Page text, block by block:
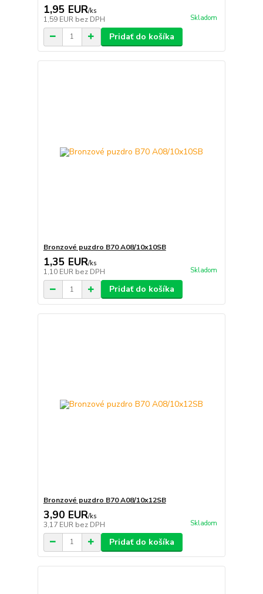
1,95 EUR/ks
1,59 EUR bez DPH Skladom
Pridať do košíka
Bronzové puzdro B70 A08/10x10SB
1,35 EUR/ks
1,10 EUR bez DPH Skladom
Pridať do košíka
Bronzové puzdro B70 A08/10x12SB
3,90 EUR/ks
3,17 EUR bez DPH Skladom
Pridať do košíka